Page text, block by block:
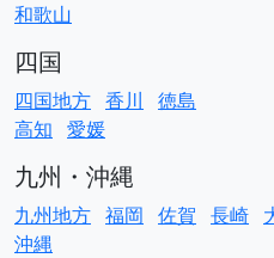
和歌山
四国
四国地方 香川
徳島
高知 愛媛
九州・沖縄
九州地方 福岡 佐賀 長崎
沖縄